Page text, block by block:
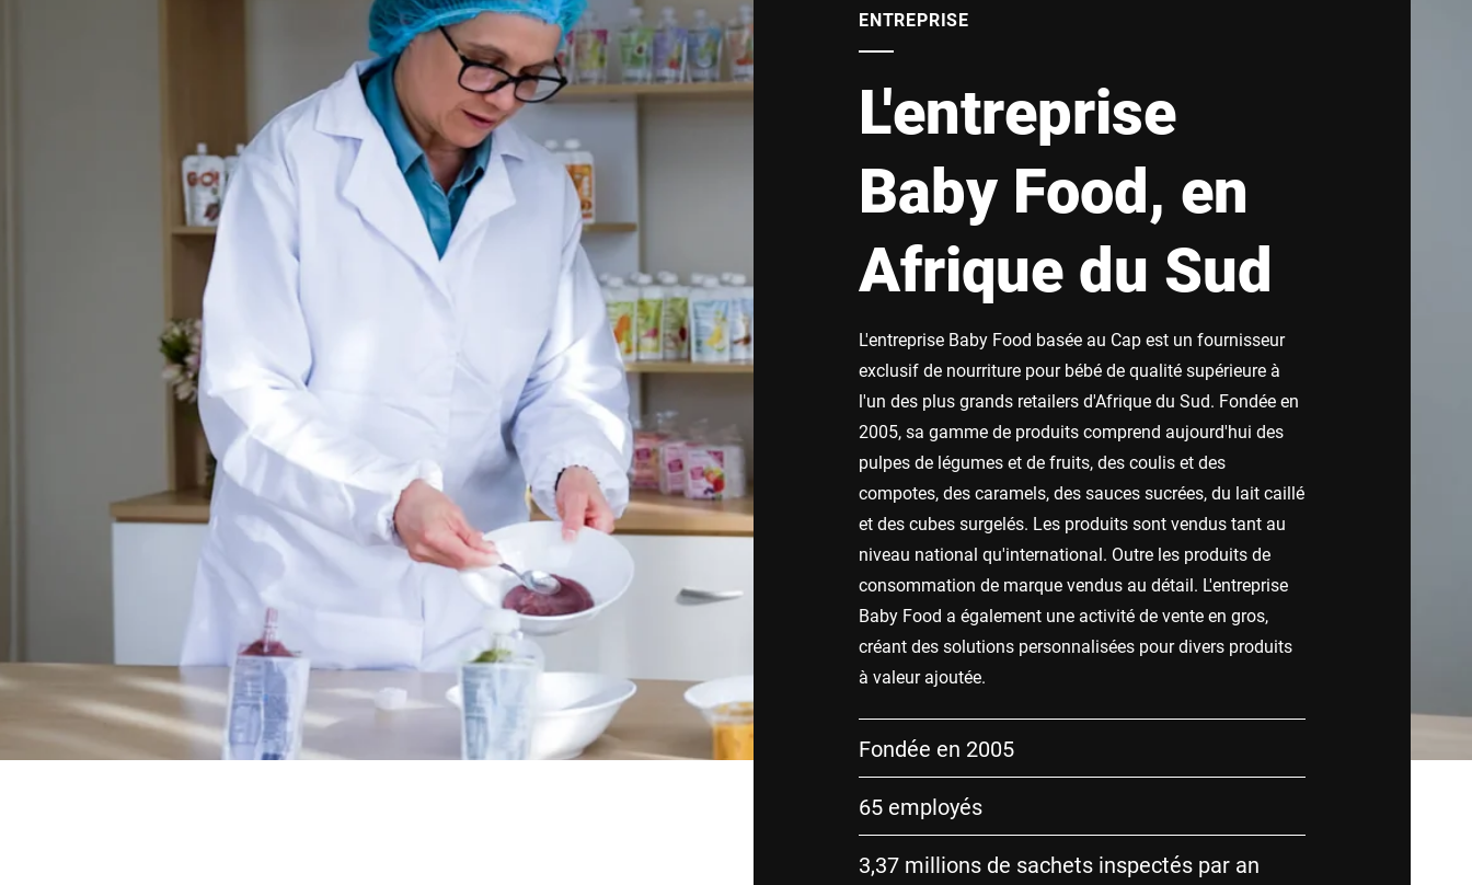
ENTREPRISE
L'entreprise
Baby Food, en
Afrique du Sud
L'entreprise Baby Food basée au Cap est un fournisseur
exclusif de nourriture pour bébé de qualité supérieure à
l'un des plus grands retailers d'Afrique du Sud. Fondée en
2005, sa gamme de produits comprend aujourd'hui des
pulpes de légumes et de fruits, des coulis et des
compotes, des caramels, des sauces sucrées, du lait caillé
et des cubes surgelés. Les produits sont vendus tant au
niveau national qu'international. Outre les produits de
consommation de marque vendus au détail. L'entreprise
Baby Food a également une activité de vente en gros,
créant des solutions personnalisées pour divers produits
à valeur ajoutée.
Fondée en 2005
65 employés
3,37 millions de sachets inspectés par an